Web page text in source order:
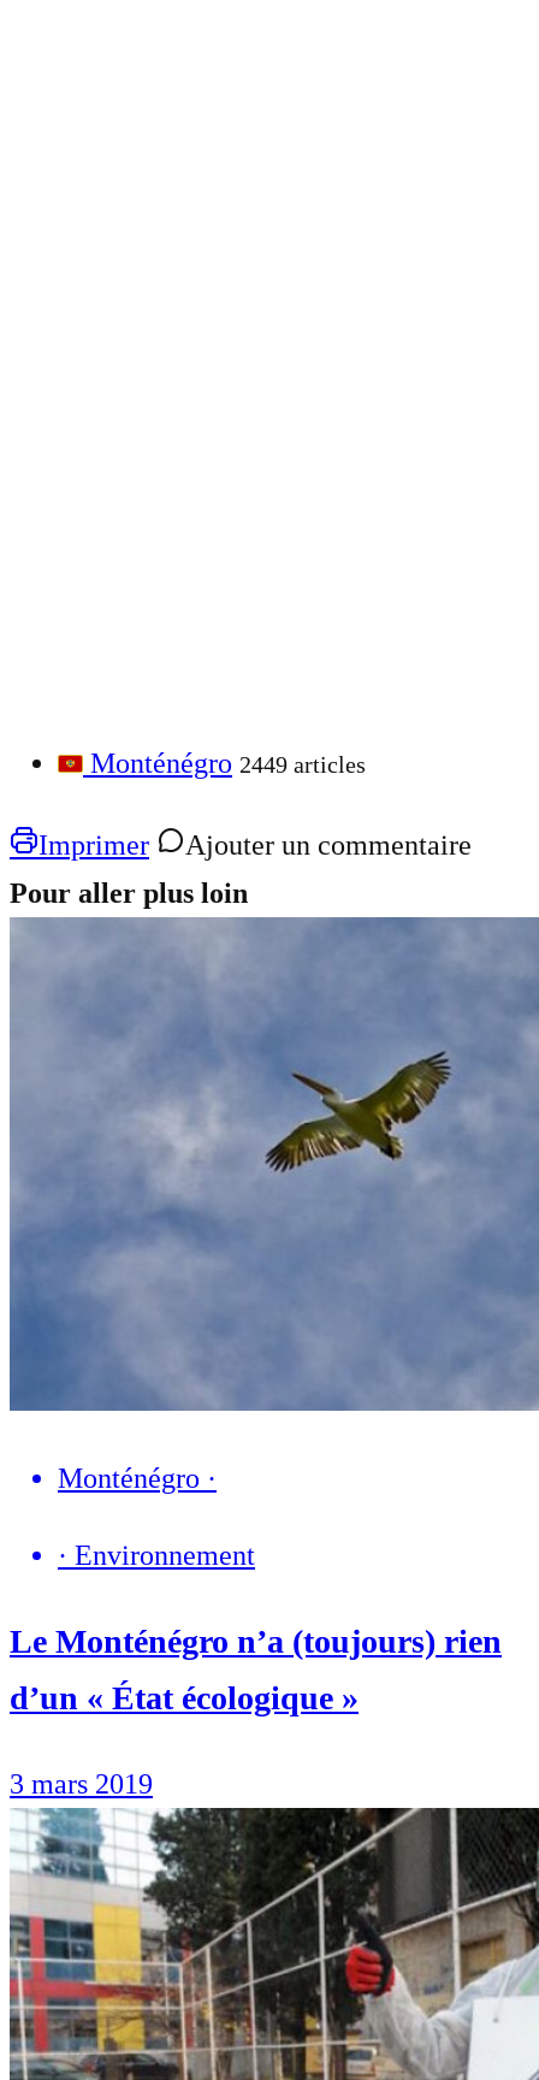
Monténégro 2449 articles
Imprimer
Ajouter un commentaire
Pour aller plus loin
Monténégro ·
· Environnement
Le Monténégro n’a (toujours) rien
d’un « État écologique »
3 mars 2019